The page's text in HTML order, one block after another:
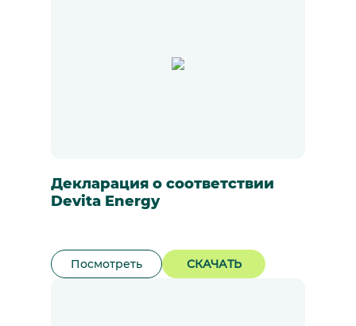
Декларация о соответствии
Devita Energy
Посмотреть СКАЧАТЬ